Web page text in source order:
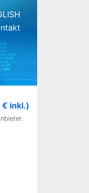
inkl.)